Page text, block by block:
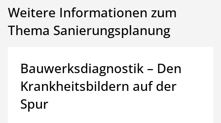
Weitere Informationen zum
Thema Sanierungsplanung
Bauwerksdiagnostik – Den
Krankheitsbildern auf der
Spur